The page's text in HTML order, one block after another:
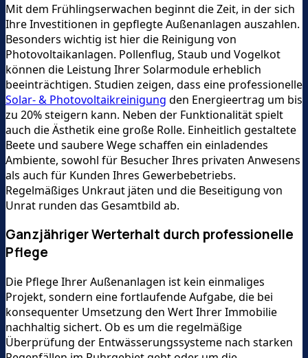
Mit dem Frühlingserwachen beginnt die Zeit, in der sich
Ihre Investitionen in gepflegte Außenanlagen auszahlen.
Besonders wichtig ist hier die Reinigung von
Photovoltaikanlagen. Pollenflug, Staub und Vogelkot
können die Leistung Ihrer Solarmodule erheblich
beeinträchtigen. Studien zeigen, dass eine professionelle
Solar- & Photovoltaikreinigung den Energieertrag um bis
zu 20% steigern kann. Neben der Funktionalität spielt
auch die Ästhetik eine große Rolle. Einheitlich gestaltete
Beete und saubere Wege schaffen ein einladendes
Ambiente, sowohl für Besucher Ihres privaten Anwesens
als auch für Kunden Ihres Gewerbebetriebs.
Regelmäßiges Unkraut jäten und die Beseitigung von
Unrat runden das Gesamtbild ab.
Ganzjähriger Werterhalt durch professionelle
Pflege
Die Pflege Ihrer Außenanlagen ist kein einmaliges
Projekt, sondern eine fortlaufende Aufgabe, die bei
konsequenter Umsetzung den Wert Ihrer Immobilie
nachhaltig sichert. Ob es um die regelmäßige
Überprüfung der Entwässerungssysteme nach starken